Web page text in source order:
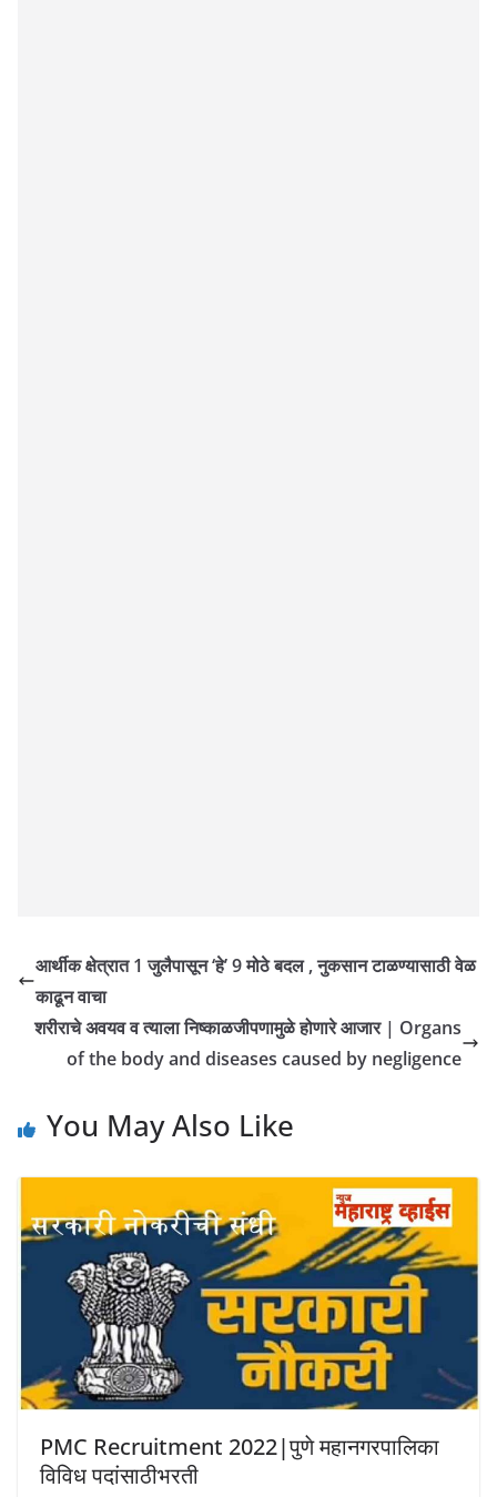
आर्थीक क्षेत्रात 1 जुलैपासून ‘हे’ 9 मोठे बदल , नुकसान टाळण्यासाठी वेळ
काढून वाचा
शरीराचे अवयव व त्याला निष्काळजीपणामुळे होणारे आजार | Organs
of the body and diseases caused by negligence
You May Also Like
PMC Recruitment 2022|पुणे महानगरपालिका
विविध पदांसाठीभरती